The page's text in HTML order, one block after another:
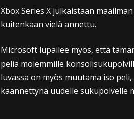
Xbox Series X julkaistaan
kuitenkaan vielä annettu.
Microsoft lupailee myös, että
peliä molemmille
luvassa on myös muutama iso
käännettynä uudelle sukupolvelle